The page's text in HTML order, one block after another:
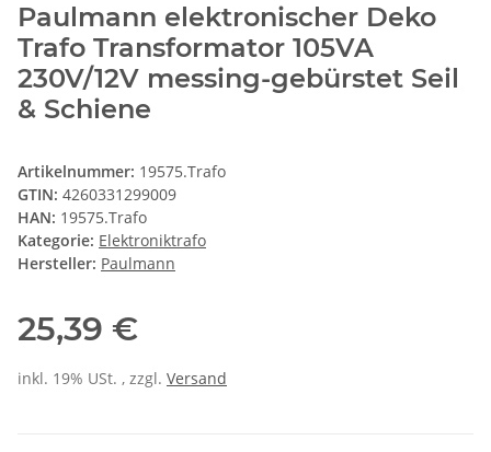
Paulmann elektronischer Deko
Trafo Transformator 105VA
230V/12V messing-gebürstet Seil
& Schiene
Artikelnummer: 19575.Trafo
GTIN: 4260331299009
HAN: 19575.Trafo
Kategorie: Elektroniktrafo
Hersteller: Paulmann
25,39 €
inkl. 19% USt. , zzgl. Versand